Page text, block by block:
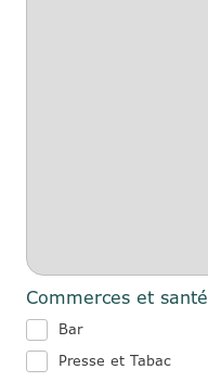
Commerces et santé
Bar
Presse et Tabac